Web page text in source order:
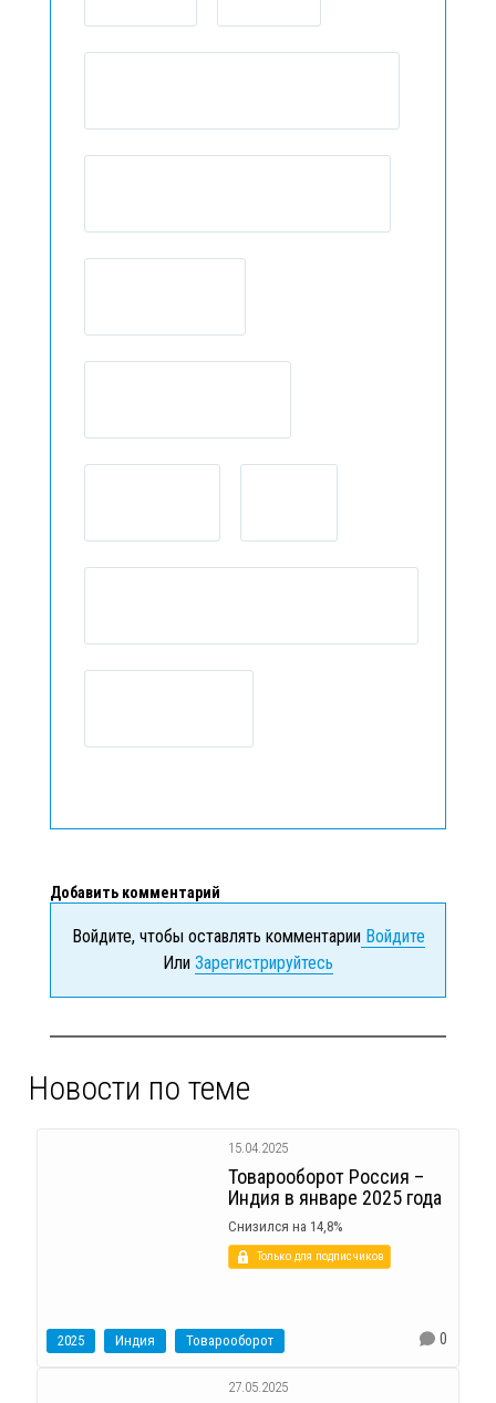
Добавить комментарий
Войдите, чтобы оставлять комментарииВойдите
Или Зарегистрируйтесь
Новости по теме
15.04.2025
Товарооборот Россия –
Индия в январе 2025 года
Снизился на 14,8%
Только для подписчиков
2025 Индия Товарооборот 0
27.05.2025